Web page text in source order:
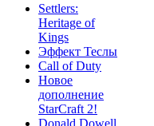
Settlers:
Heritage of
Kings
Эффект Теслы
Call of Duty
Новое
дополнение
StarCraft 2!
Donald Dowell